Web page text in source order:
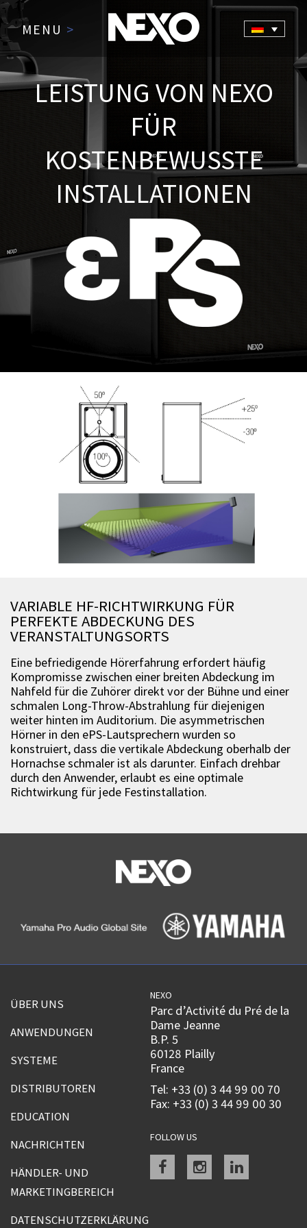
MENU >
LEISTUNG VON NEXO
FÜR
KOSTENBEWUSSTE
INSTALLATIONEN
VARIABLE HF-RICHTWIRKUNG FÜR
PERFEKTE ABDECKUNG DES
VERANSTALTUNGSORTS
Eine befriedigende Hörerfahrung erfordert häufig
Kompromisse zwischen einer breiten Abdeckung im
Nahfeld für die Zuhörer direkt vor der Bühne und einer
schmalen Long-Throw-Abstrahlung für diejenigen
weiter hinten im Auditorium. Die asymmetrischen
Hörner in den ePS-Lautsprechern wurden so
konstruiert, dass die vertikale Abdeckung oberhalb der
Hornachse schmaler ist als darunter. Einfach drehbar
durch den Anwender, erlaubt es eine optimale
Richtwirkung für jede Festinstallation.
ÜBER UNS
ANWENDUNGEN
SYSTEME
DISTRIBUTOREN
EDUCATION
NACHRICHTEN
HÄNDLER- UND
MARKETINGBEREICH
DATENSCHUTZERKLÄRUNG
NEXO
Parc d’Activité du Pré de la
Dame Jeanne
B.P. 5
60128 Plailly
France
Tel: +33 (0) 3 44 99 00 70
Fax: +33 (0) 3 44 99 00 30
FOLLOW US
Facebookinstagramlinkedin